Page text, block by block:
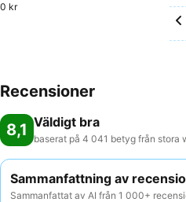
0 kr
Recensioner
8,1 Väldigt bra
baserat på 4 041 betyg från stora
Sammanfattning av
Sammanfattat av AI från 1 000+